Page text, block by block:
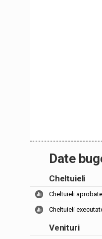
Date
Cheltuieli
Cheltuieli aprobate
Cheltuieli
Venituri